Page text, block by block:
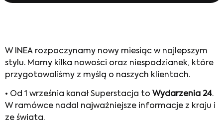
W INEA rozpoczynamy nowy miesiąc w najlepszym
stylu. Mamy kilka nowości oraz niespodzianek, które
przygotowaliśmy z myślą o naszych klientach.
• Od 1 września kanał Superstacja to Wydarzenia 24.
W ramówce nadal najważniejsze informacje z kraju i
ze świata.